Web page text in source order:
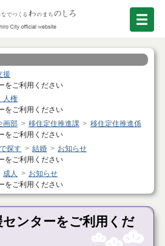
援
をご利用ください
人権
をご利用ください
画部 移住定住推進課
移住定住推進係
をご利用ください
探す 結婚
お知らせ
をご利用ください
成人
お知らせ
をご利用ください
ンターをご利用くだ